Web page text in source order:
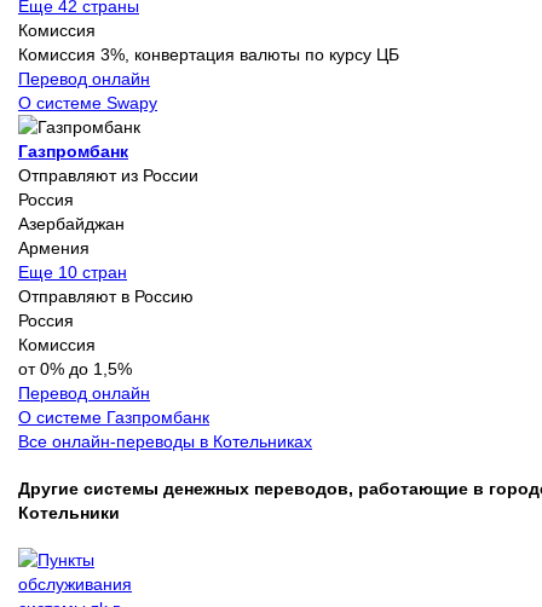
Еще 42 страны
Комиссия
Комиссия 3%, конвертация валюты по курсу ЦБ
Перевод онлайн
О системе Swapy
Газпромбанк
Отправляют из России
Россия
Азербайджан
Армения
Еще 10 стран
Отправляют в Россию
Россия
Комиссия
от 0% до 1,5%
Перевод онлайн
О системе Газпромбанк
Все онлайн-переводы в Котельниках
Другие системы денежных переводов, работающие в
Котельники